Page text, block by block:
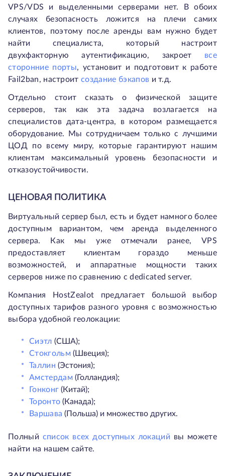
VPS/VDS и выделенными серверами нет. В обоих
случаях безопасность ложится на плечи самих
клиентов, поэтому после аренды вам нужно будет
найти специалиста, который настроит
двухфакторную аутентификацию, закроет все
сторонние порты, установит и подготовит к работе
Fail2ban, настроитсоздание бэкапов и т.д.
Отдельно стоит сказать о физической защите
серверов, так как эта задача возлагается на
специалистов дата-центра, в котором размещается
оборудование. Мы сотрудничаем только с лучшими
ЦОД по всему миру, которые гарантируют нашим
клиентам максимальный уровень безопасности и
отказоустойчивости.
ЦЕНОВАЯ ПОЛИТИКА
Виртуальный сервер был, есть и будет намного более
доступным вариантом, чем аренда выделенного
сервера. Как мы уже отмечали ранее, VPS
предоставляет клиентам гораздо меньше
возможностей, и аппаратные мощности таких
серверов ниже по сравнению с dedicated server.
Компания HostZealot предлагает большой выбор
доступных тарифов разного уровня с возможностью
выбора удобной геолокации:
Сиэтл (США);
Стокгольм(Швеция);
Таллин (Эстония);
Амстердам(Голландия);
Гонконг (Китай);
Торонто (Канада);
Варшава (Польша) и множество других.
Полный список всех доступных локаций вы можете
найти на нашем сайте.